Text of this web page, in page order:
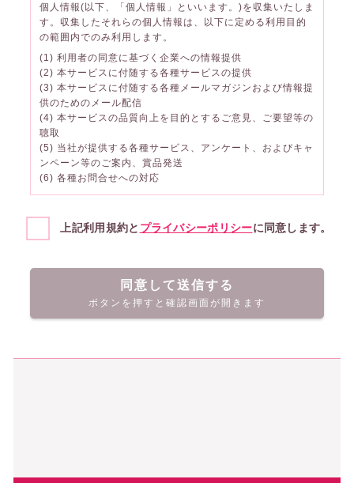
個人情報(以下、「個人情報」といいます。)を収集いたしま
す。収集したそれらの個人情報は、以下に定める利用目的
の範囲内でのみ利用します。
(1) 利用者の同意に基づく企業への情報提供
(2) 本サービスに付随する各種サービスの提供
(3) 本サービスに付随する各種メールマガジンおよび情報提
供のためのメール配信
(4) 本サービスの品質向上を目的とするご意見、ご要望等の
聴取
(5) 当社が提供する各種サービス、アンケート、およびキャ
ンペーン等のご案内、賞品発送
(6) 各種お問合せへの対応
上記利用規約と プライバシーポリシーに同意します。
同意して送信する
ボタンを押すと確認画面が開きます